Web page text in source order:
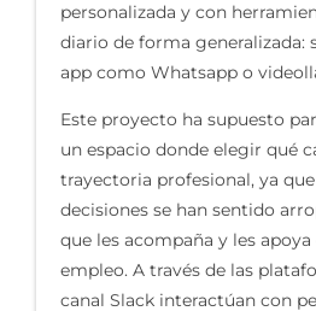
personalizada y con
diario de forma generalizada:
app como Whatsapp o
Este proyecto ha supuesto
un espacio donde elegir qué
trayectoria profesional, ya
decisiones se han sentido
que les acompaña y les
empleo. A través de las
canal Slack interactúan con